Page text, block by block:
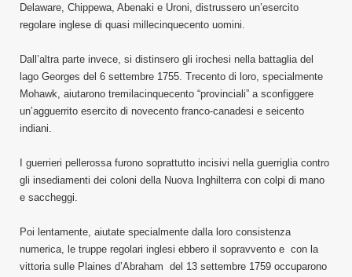
Delaware, Chippewa, Abenaki e Uroni, distrussero un’esercito
regolare inglese di quasi millecinquecento uomini.
Dall’altra parte invece, si distinsero gli irochesi nella battaglia del
lago Georges del 6 settembre 1755. Trecento di loro, specialmente
Mohawk, aiutarono tremilacinquecento “provinciali” a sconfiggere
un’agguerrito esercito di novecento franco-canadesi e seicento
indiani.
I guerrieri pellerossa furono soprattutto incisivi nella guerriglia contro
gli insediamenti dei coloni della Nuova Inghilterra con colpi di mano
e saccheggi.
Poi lentamente, aiutate specialmente dalla loro consistenza
numerica, le truppe regolari inglesi ebbero il sopravvento e con la
vittoria sulle Plaines d’Abraham del 13 settembre 1759 occuparono